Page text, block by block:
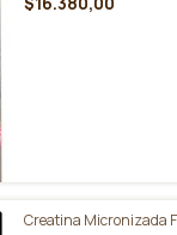
Creatina Micronizada